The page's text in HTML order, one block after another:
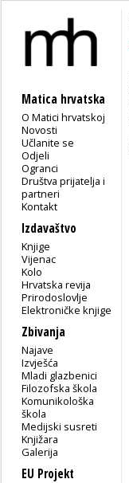
Matica hrvatska
O Matici hrvatskoj
Novosti
Učlanite se
Odjeli
Ogranci
Društva prijatelja i
partneri
Kontakt
Izdavaštvo
Knjige
Vijenac
Kolo
Hrvatska revija
Prirodoslovlje
Elektroničke knjige
Zbivanja
Najave
Izvješća
Mladi glazbenici
Filozofska škola
Komunikološka
škola
Medijski susreti
Knjižara
Galerija
EU Projekt